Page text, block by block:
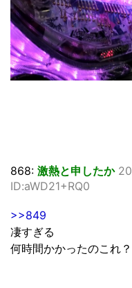
868: 激熱と申したか
ID:aWD21+RQ0
>>849
凄すぎる
何時間かかったのこれ？